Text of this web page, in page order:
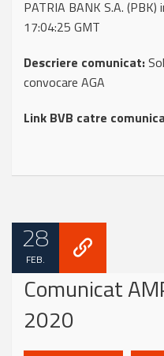
PATRIA BANK S.A.
17:04:25 GMT
Descriere comunicat:
convocare AGA
Link BVB catre
28
FEB.
Comunicat
2020